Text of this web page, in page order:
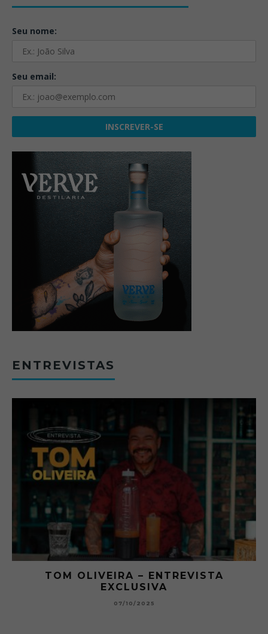
Seu nome:
Seu email:
ENTREVISTAS
O ABRE DO BAR #11 — CHARLES
BETONEIRA ABRE O JOGO NO BOTECO
BOLOVO